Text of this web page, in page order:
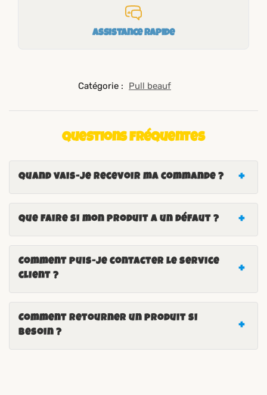
Assistance rapide
Catégorie : Pull beauf
Questions fréquentes
Quand vais-je recevoir ma commande ?
Que faire si mon produit a un défaut ?
Comment puis-je contacter le service
client ?
Comment retourner un produit si
besoin ?